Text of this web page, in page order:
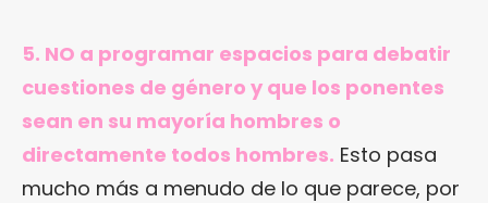
5. NO a programar espacios para debatir
cuestiones de género y que los ponentes
sean en su mayoría hombres o
directamente todos hombres. Esto pasa
mucho más a menudo de lo que parece, por